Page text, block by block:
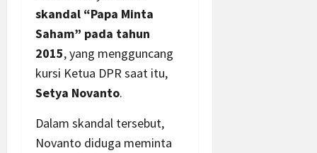
skandal “Papa Minta
Saham” pada tahun
2015, yang mengguncang
kursi Ketua DPR saat itu,
Setya Novanto.
Dalam skandal tersebut,
Novanto diduga meminta